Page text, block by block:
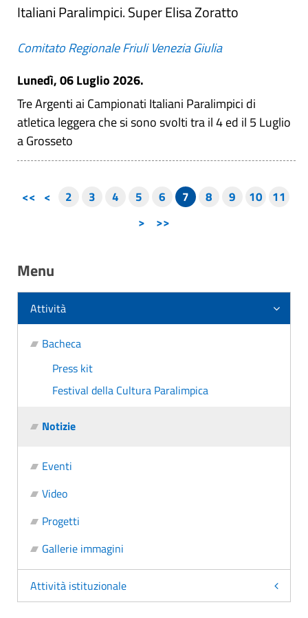
Italiani Paralimpici. Super Elisa Zoratto
Comitato Regionale Friuli Venezia Giulia
Lunedì, 06 Luglio 2026.
Tre Argenti ai Campionati Italiani Paralimpici di
atletica leggera che si sono svolti tra il 4 ed il 5 Luglio
a Grosseto
<< < 2 3 4 5 6 7 8 9 10
11
>
>>
Menu
Attività
Bacheca
Press kit
Festival della Cultura Paralimpica
Notizie
Eventi
Video
Progetti
Gallerie immagini
Attività istituzionale